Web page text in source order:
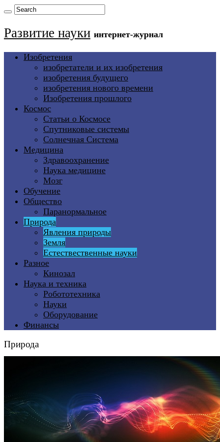
Развитие науки интернет-журнал
Изобретения
изобретатели и их изобретения
изобретения будущего
изобретения нового времени
Изобретения прошлого
Космос
Статьи о Космосе
Спутниковые системы
Солнечная Система
Медицина
Здравоохранение
Наука медицине
Мозг
Обучение
Общество
Паранормальное
Природа
Явления природы
Земля
Естествественные науки
Разное
Кинозал
Наука и техника
Робототехника
Науки
Оборудование
Финансы
Природа